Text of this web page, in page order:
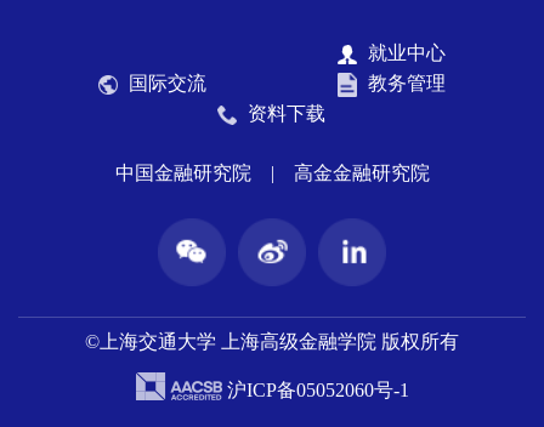
就业中心
国际交流
教务管理
资料下载
中国金融研究院 | 高金金融研究院
©上海交通大学 上海高级金融学院 版权所有
沪ICP备05052060号-1